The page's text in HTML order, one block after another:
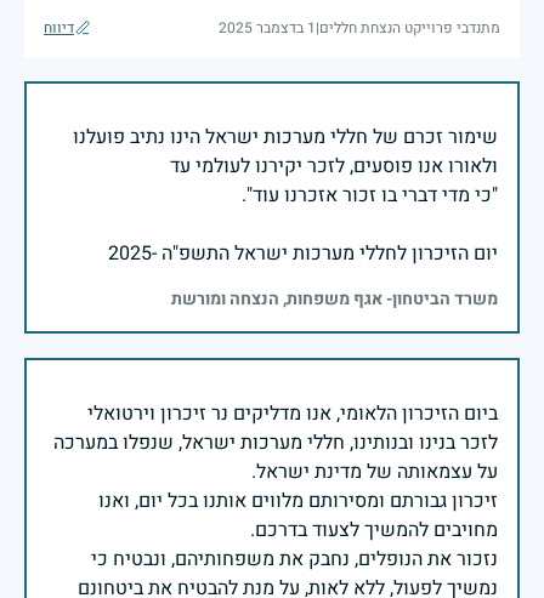
מתנדבי פרוייקט הנצחת חללים|1 בדצמבר 2025 דיווח
שימור זכרם של חללי מערכות ישראל הינו נתיב פועלנו
יום הזיכרון לחללי מערכות ישראל התשפ"ה -2025
משרד הביטחון- אגף משפחות, הנצחה ומורשת
ביום הזיכרון הלאומי, אנו מדליקים נר זיכרון וירטואלי
לזכר בנינו ובנותינו, חללי מערכות ישראל, שנפלו במערכה
זיכרון גבורתם ומסירותם מלווים אותנו בכל יום, ואנו
נזכור את הנופלים, נחבק את משפחותיהם, ונבטיח כי
נמשיך לפעול, ללא לאות, על מנת להבטיח את ביטחונם